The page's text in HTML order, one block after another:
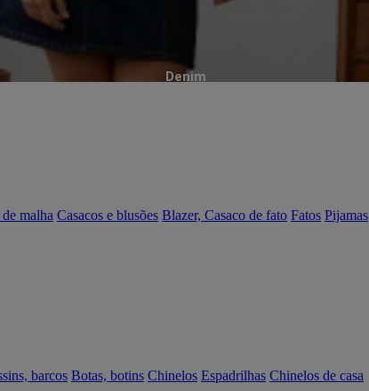
Denim
malha Casacos e blusões Blazer, Casaco de fato Fatos Pijamas
barcos Botas, botins Chinelos Espadrilhas Chinelos de casa